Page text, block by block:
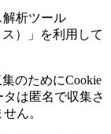
解析ツール
ス）」を利用して
のためにCookie
は匿名で収集さ
ん。